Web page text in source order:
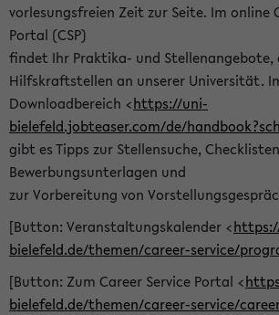
vorlesungsfreien Zeit zur Seite. Im online
Portal (CSP)
findet Ihr Praktika- und
Hilfskraftstellen an unserer Universität.
Downloadbereich <https://uni-
bielefeld.jobteaser.com/de/
gibt es Tipps zur Stellensuche,
Bewerbungsunterlagen und
zur Vorbereitung von
[Button: Veranstaltungskalender <
bielefeld.de/themen/career-service/
[Button: Zum Career Service Portal <
bielefeld.de/themen/career-service/